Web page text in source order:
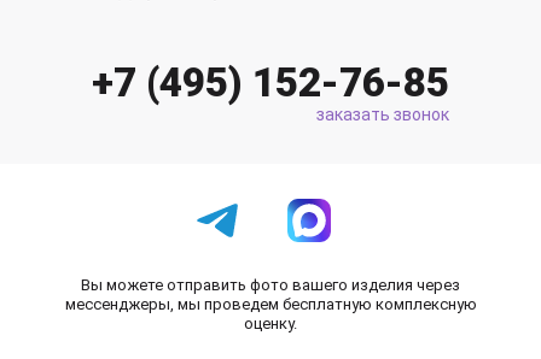
+7 (495) 152-76-85
заказать звонок
Вы можете отправить фото вашего изделия через
мессенджеры, мы проведем бесплатную комплексную
оценку.